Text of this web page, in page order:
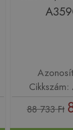
88 733 Ft